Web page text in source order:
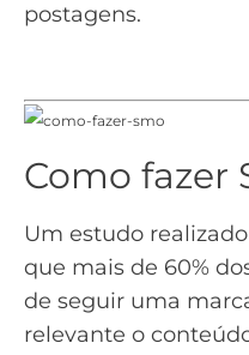
postagens.
Como fazer
Um estudo
que mais de 60%
de seguir uma
relevante o